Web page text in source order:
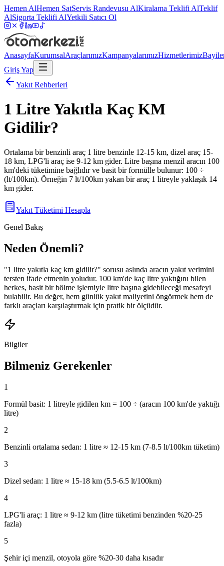
Hemen AlHemen SatServis Randevusu AlKiralama Teklifi AlTeklif
AlSigorta Teklifi AlYetkili Satıcı Ol
AnasayfaKurumsalAraçlarımızKampanyalarımızHizmetlerimiz
Giriş Yap
Yakıt Rehberleri
1 Litre Yakıtla Kaç KM
Gidilir?
Ortalama bir benzinli araç 1 litre benzinle 12-15 km, dizel araç 15-
18 km, LPG'li araç ise 9-12 km gider. Litre başına menzil aracın 100
km'deki tüketimine bağlıdır ve basit bir formülle bulunur: 100 ÷
(lt/100km). Örneğin 7 lt/100km yakan bir araç 1 litreyle yaklaşık 14
km gider.
Yakıt Tüketimi Hesapla
Genel Bakış
Neden Önemli?
"1 litre yakıtla kaç km gidilir?" sorusu aslında aracın yakıt verimini
tersten ifade etmenin yoludur. 100 km'de kaç litre yaktığını bilen
herkes, basit bir bölme işlemiyle litre başına gidebileceği mesafeyi
bulabilir. Bu değer, hem günlük yakıt maliyetini öngörmek hem de
farklı araçları karşılaştırmak için pratik bir ölçüdür.
Bilgiler
Bilmeniz Gerekenler
1
Formül basit: 1 litreyle gidilen km = 100 ÷ (aracın 100 km'de yaktığı
litre)
2
Benzinli ortalama sedan: 1 litre ≈ 12-15 km (7-8.5 lt/100km tüketim)
3
Dizel sedan: 1 litre ≈ 15-18 km (5.5-6.5 lt/100km)
4
LPG'li araç: 1 litre ≈ 9-12 km (litre tüketimi benzinden %20-25
fazla)
5
Şehir içi menzil, otoyola göre %20-30 daha kısadır